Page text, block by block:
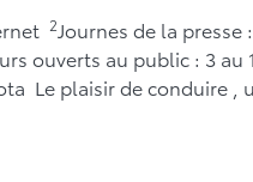
2Journes de la presse
ouverts au public : 3 au
Le plaisir de conduire